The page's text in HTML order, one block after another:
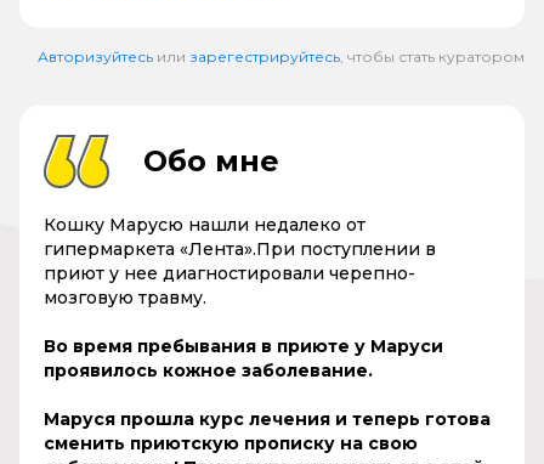
Авторизуйтесь или зарегестрируйтесь , чтобы стать куратором
Обо мне
Кошку Марусю нашли недалеко от
гипермаркета «Лента».При поступлении в
приют у нее диагностировали черепно-
мозговую травму.
Во время пребывания в приюте у Маруси
проявилось кожное заболевание.
Маруся прошла курс лечения и теперь готова
сменить приютскую прописку на свою